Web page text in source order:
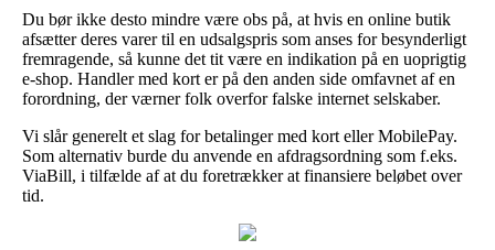
Du bør ikke desto mindre være obs på, at hvis en online butik
afsætter deres varer til en udsalgspris som anses for besynderligt
fremragende, så kunne det tit være en indikation på en uoprigtig
e-shop. Handler med kort er på den anden side omfavnet af en
forordning, der værner folk overfor falske internet selskaber.
Vi slår generelt et slag for betalinger med kort eller MobilePay.
Som alternativ burde du anvende en afdragsordning som f.eks.
ViaBill, i tilfælde af at du foretrækker at finansiere beløbet over
tid.